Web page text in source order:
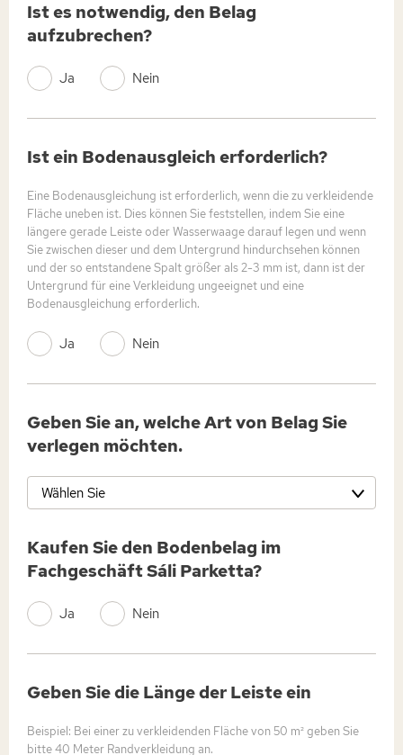
Ist es notwendig, den Belag
aufzubrechen?
Ja Nein
Ist ein Bodenausgleich erforderlich?
Eine Bodenausgleichung ist erforderlich, wenn die zu verkleidende
Fläche uneben ist. Dies können Sie feststellen, indem Sie eine
längere gerade Leiste oder Wasserwaage darauf legen und wenn
Sie zwischen dieser und dem Untergrund hindurchsehen können
und der so entstandene Spalt größer als 2-3 mm ist, dann ist der
Untergrund für eine Verkleidung ungeeignet und eine
Bodenausgleichung erforderlich.
Ja Nein
Geben Sie an, welche Art von Belag Sie
verlegen möchten.
Wählen Sie
Kaufen Sie den Bodenbelag im
Fachgeschäft Sáli Parketta?
Ja Nein
Geben Sie die Länge der Leiste ein
Beispiel: Bei einer zu verkleidenden Fläche von 50 m² geben Sie
bitte 40 Meter Randverkleidung an.